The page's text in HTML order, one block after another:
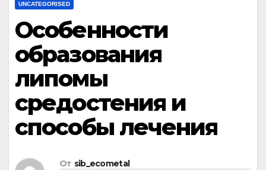
UNCATEGORISED
Особенности
образования
липомы
средостения и
способы лечения
От sib_ecometal